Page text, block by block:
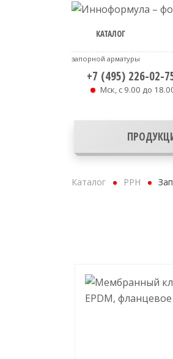
запорной арматуры
КАТАЛОГ
+7 (495) 226-02-
Мск, с 9.00 до
Каталог PPH